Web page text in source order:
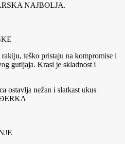
NAJBOLJA.
teško pristaju na kompromise i
gutljaja. Krasi je skladnost i
ostavlja nežan i slatkast ukus